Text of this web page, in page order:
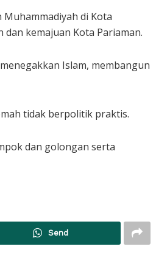
di Kota
kemajuan Kota Pariaman.
Islam, membangun
tidak berpolitik praktis.
dan golongan serta
Send